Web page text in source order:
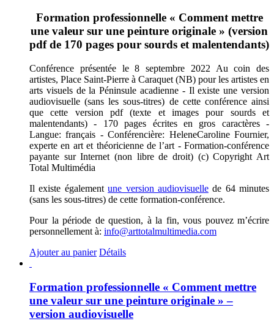
Formation professionnelle « Comment mettre
une valeur sur une peinture originale » (version
pdf de 170 pages pour sourds et malentendants)
Conférence présentée le 8 septembre 2022 Au coin des
artistes, Place Saint-Pierre à Caraquet (NB) pour les artistes en
arts visuels de la Péninsule acadienne - Il existe une version
audiovisuelle (sans les sous-titres) de cette conférence ainsi
que cette version pdf (texte et images pour sourds et
malentendants) - 170 pages écrites en gros caractères -
Langue: français - Conférencière: HeleneCaroline Fournier,
experte en art et théoricienne de l’art - Formation-conférence
payante sur Internet (non libre de droit) (c) Copyright Art
Total Multimédia
Il existe égalementune version audiovisuellede 64 minutes
(sans les sous-titres) de cette formation-conférence.
Pour la période de question, à la fin, vous pouvez m’écrire
personnellement à: info@arttotalmultimedia.com
Ajouter au panier Détails
Formation professionnelle « Comment mettre
une valeur sur une peinture originale » –
version audiovisuelle